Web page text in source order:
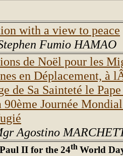
with a view to peace
Fumio HAMAO
de Noël pour les
en Déplacement, à
de Sa Sainteté le
90ème Journée
Agostino
II for the 24th World